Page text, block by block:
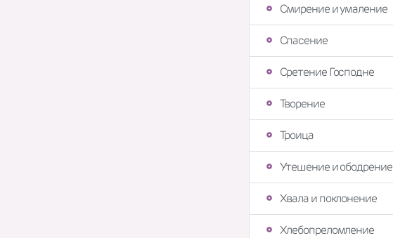
Смирение и умаление
Спасение
Сретение Господне
Творение
Троица
Утешение и ободрение
Хвала и поклонение
Хлебопреломление